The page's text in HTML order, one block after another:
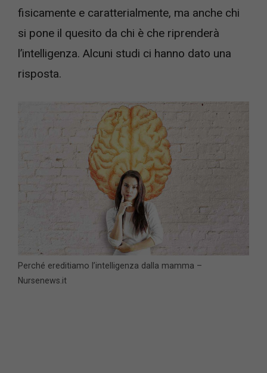
fisicamente e caratterialmente, ma anche chi
si pone il quesito da chi è che riprenderà
l’intelligenza. Alcuni studi ci hanno dato una
risposta.
Perché ereditiamo l’intelligenza dalla mamma –
Nursenews.it